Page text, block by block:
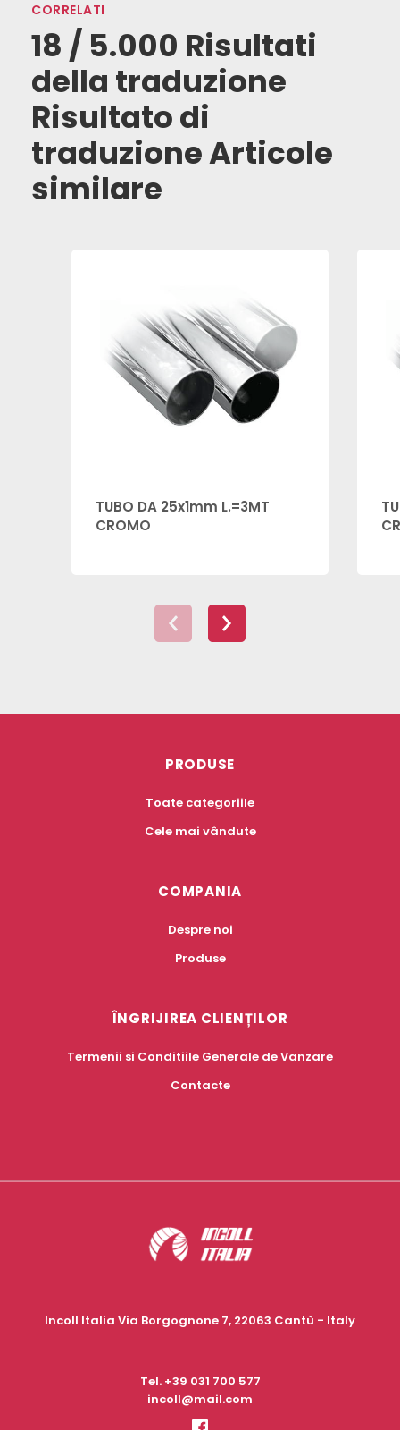
CORRELATI
18 / 5.000 Risultati
della traduzione
Risultato di
traduzione Articole
similare
TUBO DA 25x1mm L.=3MT
CROMO
PRODUSE
Toate categoriile
Cele mai vândute
COMPANIA
Despre noi
Produse
ÎNGRIJIREA CLIENȚILOR
Termenii si Conditiile Generale de Vanzare
Contacte
Incoll Italia Via Borgognone 7, 22063 Cantù - Italy
Tel. +39 031 700 577
incoll@mail.com